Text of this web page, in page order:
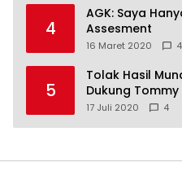
4
AGK: Saya
Assesment
16 Maret 2020 4
5
Tolak Hasil
Dukung
17 Juli 2020 4